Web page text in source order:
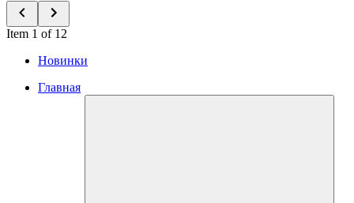
Item 1 of 12
Новинки
Главная